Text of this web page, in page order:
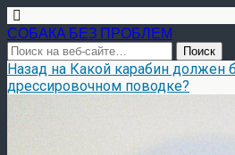
СОБАКА БЕЗ ПРОБЛЕМ
Назад на Какой карабин должен
дрессировочном поводке?